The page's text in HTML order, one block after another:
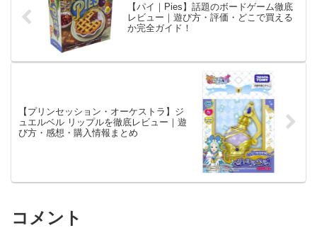
【パイ｜Pies】話題のボードゲーム徹底
レビュー｜遊び方・評価・どこで買える
か完全ガイド！
【プリンセッション・オーケストラ】ジ
ュエルベル リップルを徹底レビュー｜遊
び方・感想・購入情報まとめ
コメント